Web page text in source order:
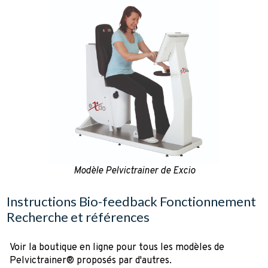
Modèle Pelvictrainer de Excio
Instructions Bio-feedback Fonctionnement
Recherche et références
Voir la boutique en ligne pour tous les modèles de
Pelvictrainer® proposés par d'autres.